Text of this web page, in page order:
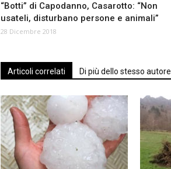
“Botti” di Capodanno, Casarotto: “Non
usateli, disturbano persone e animali”
28 Dicembre 2018
Articoli correlati Di più dello stesso autore